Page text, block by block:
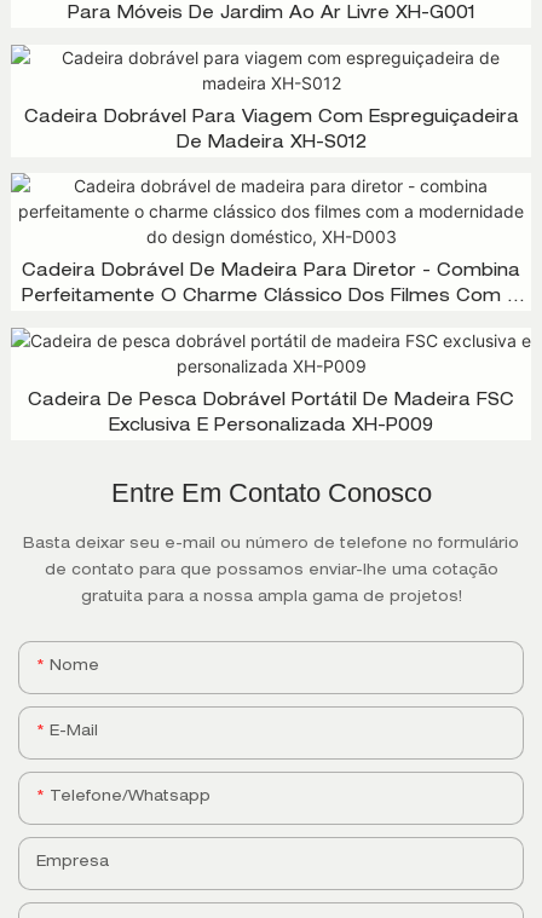
Para Móveis De Jardim Ao Ar Livre XH-G001
Cadeira Dobrável Para Viagem Com Espreguiçadeira
De Madeira XH-S012
Cadeira Dobrável De Madeira Para Diretor - Combina
Perfeitamente O Charme Clássico Dos Filmes Com A
Cadeira De Pesca Dobrável Portátil De Madeira FSC
Exclusiva E Personalizada XH-P009
Entre Em Contato Conosco
Basta deixar seu e-mail ou número de telefone no formulário
de contato para que possamos enviar-lhe uma cotação
gratuita para a nossa ampla gama de projetos!
Nome
E-Mail
Telefone/whatsapp
Empresa